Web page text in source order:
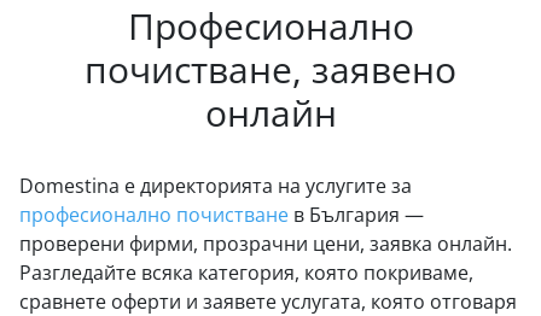
Професионално
почистване, заявено
онлайн
Domestina е директорията на услугите за
професионално почистване в България —
проверени фирми, прозрачни цени, заявка онлайн.
Разгледайте всяка категория, която покриваме,
сравнете оферти и заявете услугата, която отговаря